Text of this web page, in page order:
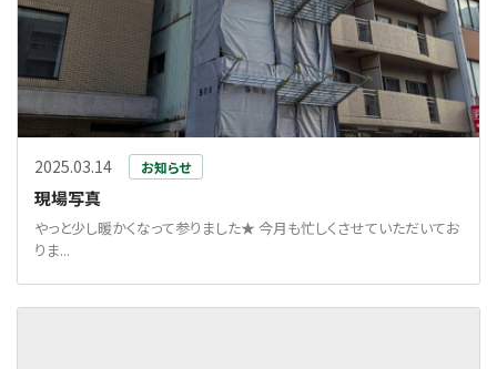
2025.03.14 お知らせ
現場写真
やっと少し暖かくなって参りました★ 今月も忙しくさせていただいてお
りま...